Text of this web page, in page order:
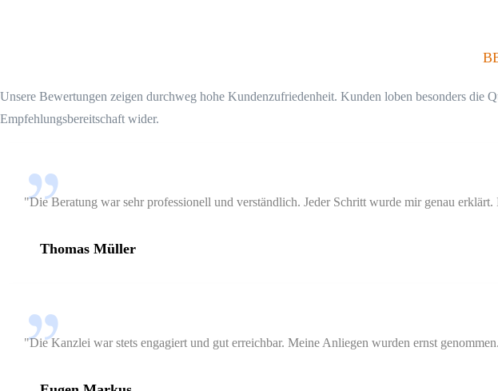
Unsere Bewertungen zeigen durchweg hohe Kundenzufriedenheit. Kunden loben besonders die
Empfehlungsbereitschaft wider.
"Die Beratung war sehr professionell und verständlich. Jeder Schritt wurde mir genau
Thomas Müller
"Die Kanzlei war stets engagiert und gut erreichbar. Meine Anliegen wurden ernst